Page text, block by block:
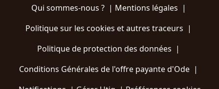
Qui sommes-nous ?| Mentions légales |
Politique sur les cookies et autres traceurs |
Politique de protection des données |
Conditions Générales de l'offre payante d'Ode |